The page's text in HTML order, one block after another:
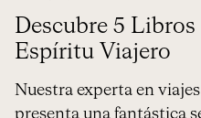
Descubre 5
Espíritu Viajero
Nuestra experta en
presenta una fantástica